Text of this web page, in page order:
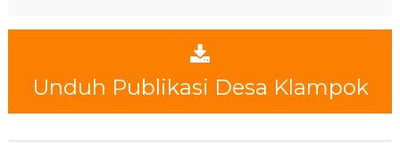
Unduh Publikasi Desa Klampok